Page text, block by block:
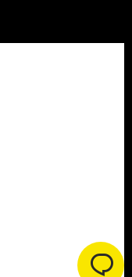
By Agência Webgui